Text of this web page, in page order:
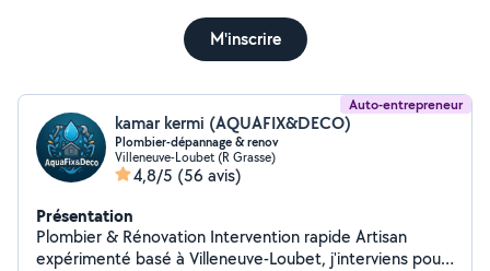
M'inscrire
Auto-entrepreneur
kamar kermi (AQUAFIX&DECO)
Plombier-dépannage & renov
Villeneuve-Loubet (R Grasse)
4,8/5 (56 avis)
Présentation
Plombier & Rénovation Intervention rapide Artisan
expérimenté basé à Villeneuve-Loubet, j'interviens pour